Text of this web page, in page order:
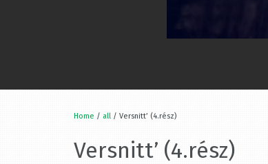
Home/all/ Versnitt’ (4.rész)
Versnitt’ (4.rész)